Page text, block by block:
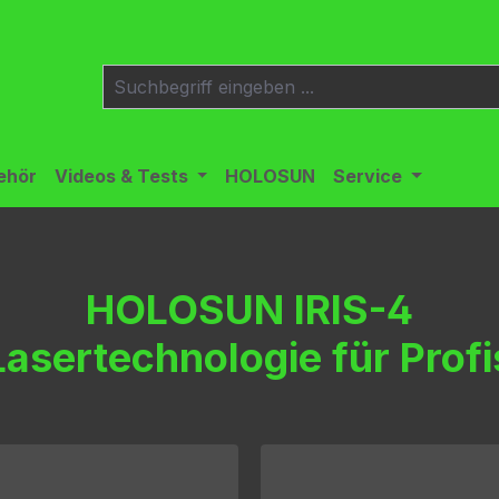
Videos & Tests HOLOSUN Service
HOLOSUN IRIS-4
für